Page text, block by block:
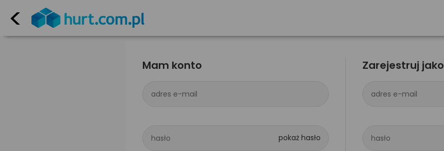
<
Mam konto
adres e-mail
hasło
Zarejestruj jako
adres e-mail
hasło